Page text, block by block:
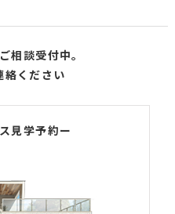
相談受付中。
絡ください
見学予約ー